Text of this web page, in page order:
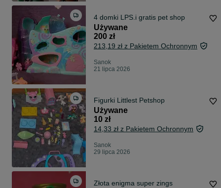
4 domki LPS.i gratis pet shop
Używane
200 zł
213,19 zł z Pakietem Ochronnym
Sanok
21 lipca 2026
Figurki Littlest Petshop
Używane
10 zł
14,33 zł z Pakietem Ochronnym
Sanok
29 lipca 2026
Złota enigma super zings